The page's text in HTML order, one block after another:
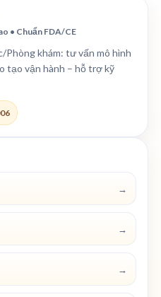
• Chuẩn FDA/CE
Phòng khám: tư vấn mô hình
tạo vận hành – hỗ trợ kỹ
→
→
→